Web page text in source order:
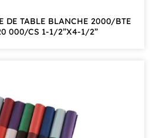
DE TABLE BLANCHE 2000/BTE
000/CS 1-1/2”X4-1/2”